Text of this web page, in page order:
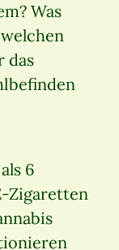
Was
das
6
Zigaretten